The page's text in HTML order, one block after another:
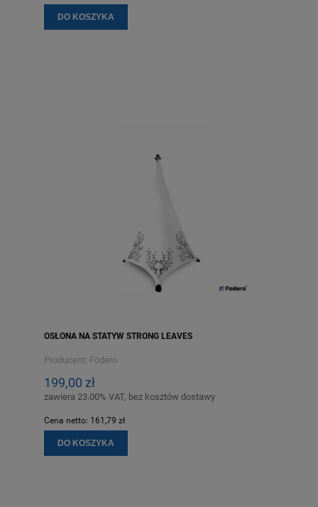
DO KOSZYKA
OSŁONA NA STATYW STRONG LEAVES
Producent: Fodero
199,00 zł
zawiera 23.00% VAT, bez kosztów dostawy
Cena netto: 161,79 zł
DO KOSZYKA